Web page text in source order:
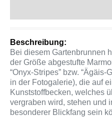
Beschreibung:
Bei diesem Gartenbrunnen
der Größe abgestufte
“Onyx-Stripes” bzw.
in der Fotogalerie), die auf
Kunststoffbecken, welches
vergraben wird, stehen und
besonderer Blickfang sein